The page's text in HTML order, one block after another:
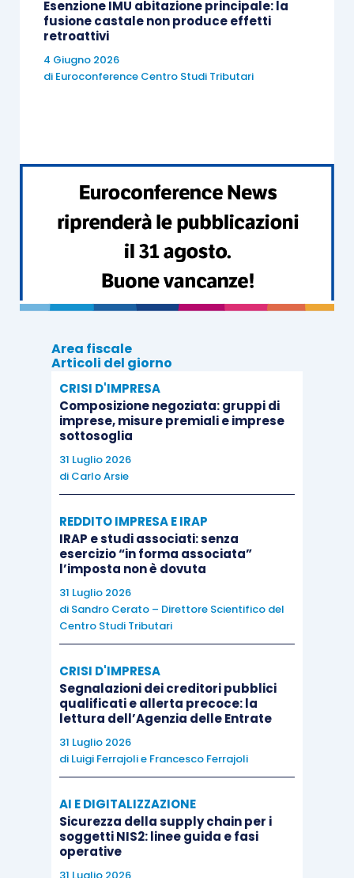
Esenzione IMU abitazione principale: la
fusione castale non produce effetti
retroattivi
4 Giugno 2026
di Euroconference Centro Studi Tributari
Area fiscale
Articoli del giorno
CRISI D'IMPRESA
Composizione negoziata: gruppi di
imprese, misure premiali e imprese
sottosoglia
31 Luglio 2026
di Carlo Arsie
REDDITO IMPRESA E IRAP
IRAP e studi associati: senza
esercizio “in forma associata”
l’imposta non è dovuta
31 Luglio 2026
di Sandro Cerato – Direttore Scientifico del
Centro Studi Tributari
CRISI D'IMPRESA
Segnalazioni dei creditori pubblici
qualificati e allerta precoce: la
lettura dell’Agenzia delle Entrate
31 Luglio 2026
di Luigi Ferrajolie Francesco Ferrajoli
AI E DIGITALIZZAZIONE
Sicurezza della supply chain per i
soggetti NIS2: linee guida e fasi
operative